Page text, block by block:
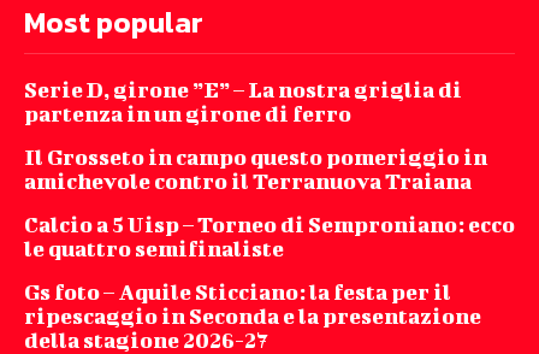
Most popular
Serie D, girone ”E” – La nostra griglia di
partenza in un girone di ferro
Il Grosseto in campo questo pomeriggio in
amichevole contro il Terranuova Traiana
Calcio a 5 Uisp – Torneo di Semproniano: ecco
le quattro semifinaliste
Gs foto – Aquile Sticciano: la festa per il
ripescaggio in Seconda e la presentazione
della stagione 2026-27